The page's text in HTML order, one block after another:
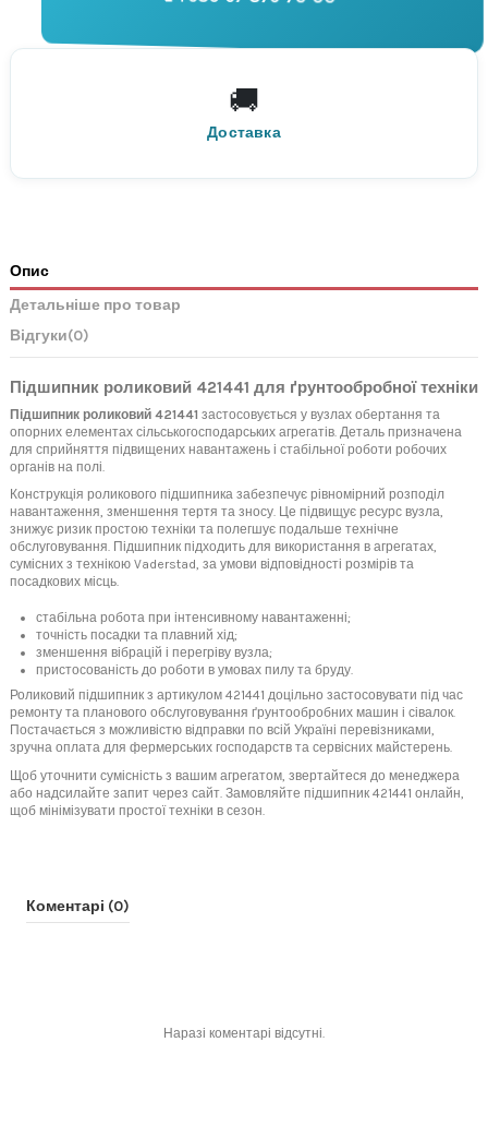
🚚
Доставка
По всій Україні
Нова Пошта
Опис
Детальніше про товар
Відгуки(0)
Підшипник роликовий 421441 для ґрунтообробної техніки
Підшипник роликовий 421441 застосовується у вузлах обертання та
опорних елементах сільськогосподарських агрегатів. Деталь призначена
для сприйняття підвищених навантажень і стабільної роботи робочих
органів на полі.
Конструкція роликового підшипника забезпечує рівномірний розподіл
навантаження, зменшення тертя та зносу. Це підвищує ресурс вузла,
знижує ризик простою техніки та полегшує подальше технічне
обслуговування. Підшипник підходить для використання в агрегатах,
сумісних з технікою Vaderstad, за умови відповідності розмірів та
посадкових місць.
стабільна робота при інтенсивному навантаженні;
точність посадки та плавний хід;
зменшення вібрацій і перегріву вузла;
пристосованість до роботи в умовах пилу та бруду.
Роликовий підшипник з артикулом 421441 доцільно застосовувати під час
ремонту та планового обслуговування ґрунтообробних машин і сівалок.
Постачається з можливістю відправки по всій Україні перевізниками,
зручна оплата для фермерських господарств та сервісних майстерень.
Щоб уточнити сумісність з вашим агрегатом, звертайтеся до менеджера
або надсилайте запит через сайт. Замовляйте підшипник 421441 онлайн,
щоб мінімізувати простої техніки в сезон.
Коментарі (0)
Наразі коментарі відсутні.